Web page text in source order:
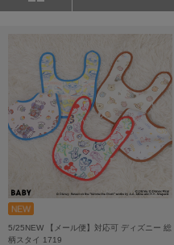
5/25NEW 【メール便】対応可 ディズニー 総
柄スタイ 1719